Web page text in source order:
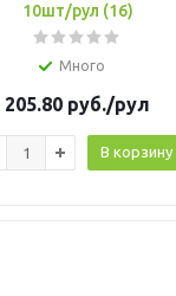
10шт/рул (16)
Много
205.80 руб./рул
В корзину